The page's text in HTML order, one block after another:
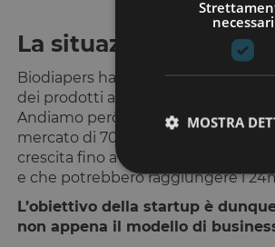
La situazione attuale
Biodiapers ha una visione
dei prodotti assorbenti è un
Andiamo però ad analizzarlo nel
mercato di 70mld di dollari nel
crescita fino a 27mld nel 2025. Per
e che potrebbero raggiungere i
L’obiettivo della startup è
non appena il modello di
necessari
MOSTRA